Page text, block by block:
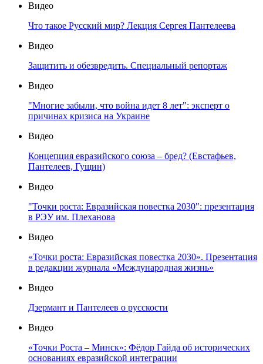
Видео
Что такое Русский мир? Лекция Сергея Пантелеева
Видео
Защитить и обезвредить. Специальный репортаж
Видео
"Многие забыли, что война идет 8 лет": эксперт о
причинах кризиса на Украине
Видео
Концепция евразийского союза – бред? (Евстафьев,
Пантелеев, Гущин)
Видео
"Точки роста: Евразийская повестка 2030": презентация
в РЭУ им. Плеханова
Видео
«Точки роста: Евразийская повестка 2030». Презентация
в редакции журнала «Международная жизнь»
Видео
Дзермант и Пантелеев о русскости
Видео
«Точки Роста – Минск»: Фёдор Гайда об исторических
основаниях евразийской интеграции